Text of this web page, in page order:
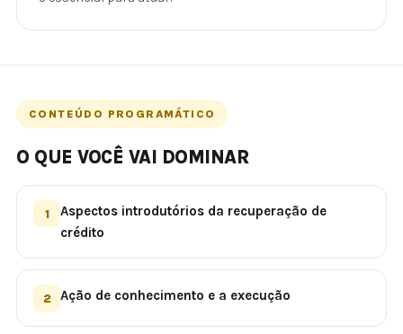
CONTEÚDO PROGRAMÁTICO
O QUE VOCÊ VAI DOMINAR
1
Aspectos introdutórios da recuperação de
crédito
2 Ação de conhecimento e a execução